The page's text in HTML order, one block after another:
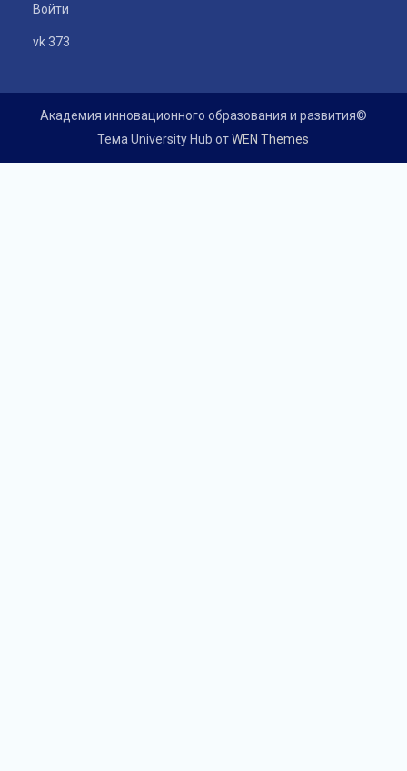
Войти
vk 373
Академия инновационного образования и развития©
Тема University Hub отWEN Themes